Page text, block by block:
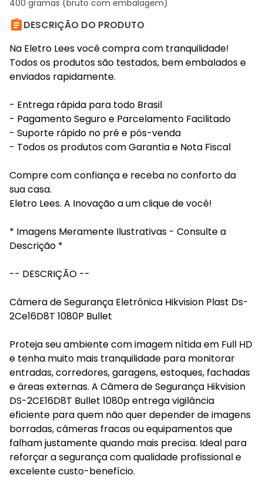
400 gramas (bruto com embalagem)
DESCRIÇÃO DO PRODUTO
Na Eletro Lees você compra com tranquilidade!
Todos os produtos são testados, bem embalados e
enviados rapidamente.
- Entrega rápida para todo Brasil
- Pagamento Seguro e Parcelamento Facilitado
- Suporte rápido no pré e pós-venda
- Todos os produtos com Garantia e Nota Fiscal
Compre com confiança e receba no conforto da
sua casa.
Eletro Lees. A Inovação a um clique de você!
* Imagens Meramente Ilustrativas - Consulte a
Descrição *
-- DESCRIÇÃO --
Câmera de Segurança Eletrônica Hikvision Plast Ds-
2Ce16D8T 1080P Bullet
Proteja seu ambiente com imagem nítida em Full HD
e tenha muito mais tranquilidade para monitorar
entradas, corredores, garagens, estoques, fachadas
e áreas externas. A Câmera de Segurança Hikvision
DS-2CE16D8T Bullet 1080p entrega vigilância
eficiente para quem não quer depender de imagens
borradas, câmeras fracas ou equipamentos que
falham justamente quando mais precisa. Ideal para
reforçar a segurança com qualidade profissional e
excelente custo-benefício.